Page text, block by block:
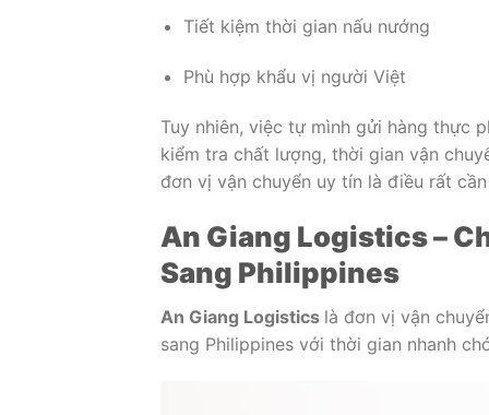
Tiết kiệm thời gian nấu nướng
Phù hợp khẩu vị người Việt
Tuy nhiên, việc tự mình gửi hàng thực
kiểm tra chất lượng, thời gian vận
đơn vị vận chuyển uy tín là điều rất
An Giang Logistics –
Sang Philippines
An Giang Logistics là đơn vị vận
sang Philippines với thời gian nhanh